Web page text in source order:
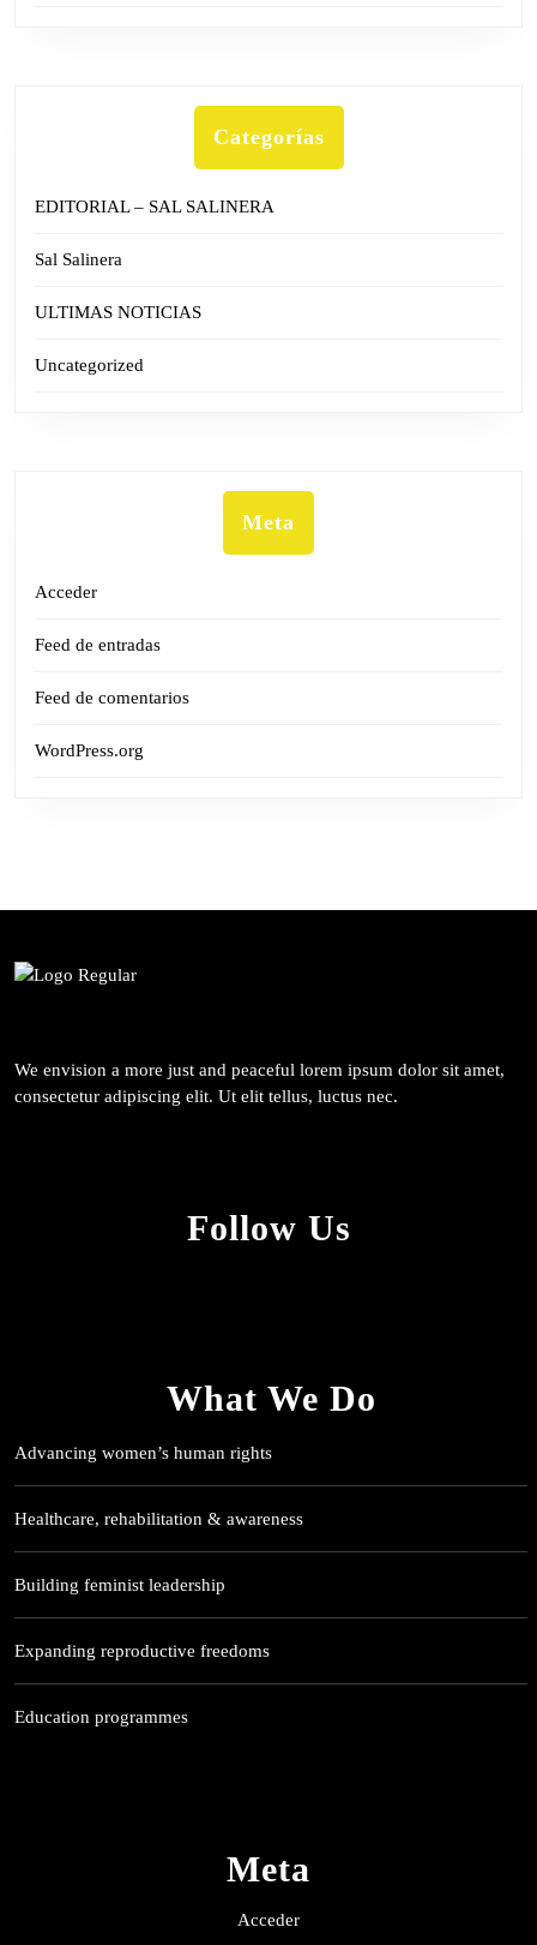
Categorías
EDITORIAL – SAL SALINERA
Sal Salinera
ULTIMAS NOTICIAS
Uncategorized
Meta
Acceder
Feed de entradas
Feed de comentarios
WordPress.org
We envision a more just and peaceful lorem ipsum dolor sit amet,
consectetur adipiscing elit. Ut elit tellus, luctus nec.
Follow Us
What We Do
Advancing women’s human rights
Healthcare, rehabilitation & awareness
Building feminist leadership
Expanding reproductive freedoms
Education programmes
Meta
Acceder